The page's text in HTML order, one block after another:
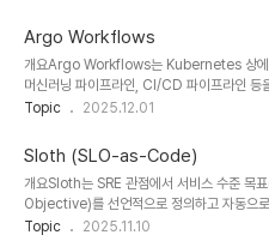
Terraform, Ansible 등과 결합하여 GitOps
자동화를 동시에 구현할 수 있다.1. 개념 및 정
출되기 쉬운 비밀번호, API 키, 인증서 등의
(Secrets)**를 암호화된 형태로 관리하며, 사
복호화하여 애플리케이션 또는 인프라에 전
Argo Workflows
개요Argo Workflows는 Kubernetes 상에
머신러닝 파이프라인, CI/CD 파이프라인 등
(Declarative) 방식으로 자동화할 수 있는 오
테이너 기반 실행 환경을 활용해 재현성과 확
념 및 정의Argo Workflows는 Kubernetes
리 시스템으로, 워크플로를 ‘Pod’의 집합으
(Step)는 하나의 컨테이너로 구성되며, 워크
을 통해 실행 순서, 입력/출력, 조건 분기 등
Topic 2025.12.01
Sloth (SLO-as-Code)
개요Sloth는 SRE 관점에서 서비스 수준 목
Objective)를 선언적으로 정의하고 자동으
정책을 생성하는 오픈소스 도구이다.
Topic 2025.11.10